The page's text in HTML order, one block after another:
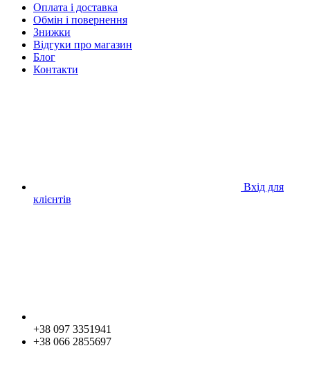
Оплата і доставка
Обмін і повернення
Знижки
Відгуки про магазин
Блог
Контакти
Вхід для
клієнтів
+38 097 3351941
+38 066 2855697